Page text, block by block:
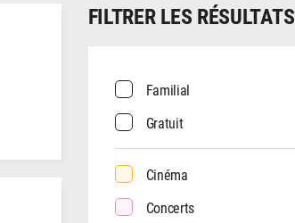
FILTRER LES RÉSULTATS
Familial
Gratuit
Cinéma
Concerts